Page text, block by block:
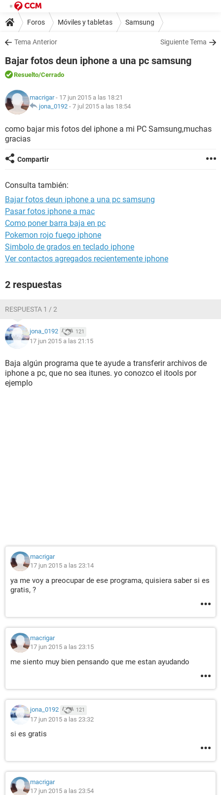
Foros Móviles y tabletas Samsung
Tema Anterior Siguiente Tema
Bajar fotos deun iphone a una pc samsung
Resuelto/Cerrado
macrigar- 17 jun 2015 a las 18:21
jona_0192 - 7 jul 2015 a las 18:54
como bajar mis fotos del iphone a mi PC Samsung,muchas
gracias
Compartir
Consulta también:
Bajar fotos deun iphone a una pc samsung
Pasar fotos iphone a mac
Como poner barra baja en pc
Pokemon rojo fuego iphone
Simbolo de grados en teclado iphone
Ver contactos agregados recientemente iphone
2 respuestas
RESPUESTA 1 / 2
jona_0192 121
17 jun 2015 a las 21:15
Baja algún programa que te ayude a transferir archivos de
iphone a pc, que no sea itunes. yo conozco el itools por
ejemplo
macrigar
17 jun 2015 a las 23:14
ya me voy a preocupar de ese programa, quisiera saber si es
gratis, ?
macrigar
17 jun 2015 a las 23:15
me siento muy bien pensando que me estan ayudando
jona_0192 121
17 jun 2015 a las 23:32
si es gratis
macrigar
17 jun 2015 a las 23:54